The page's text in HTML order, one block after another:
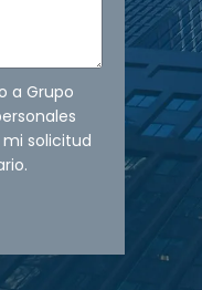
a Grupo
solicitud